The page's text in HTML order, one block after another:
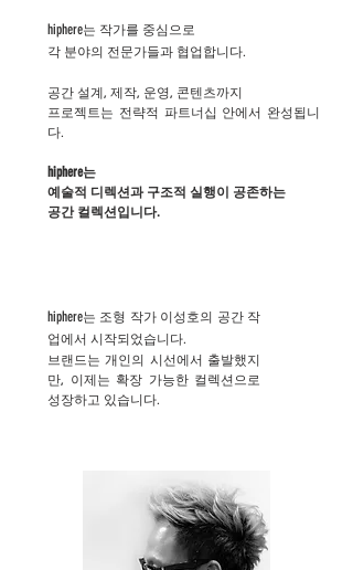
hiphere는 작가를 중심으로
각 분야의 전문가들과 협업합니다.
​공간 설계, 제작, 운영, 콘텐츠까지
프로젝트는 전략적 파트너십 안에서 완성됩니
다.
hiphere는
예술적 디렉션과 구조적 실행이 공존하는
공간 컬렉션입니다.
hiphere는 조형 작가 이성호의 공간 작
업에서 시작되었습니다.
브랜드는 개인의 시선에서 출발했지
만, 이제는 확장 가능한 컬렉션으로
성장하고 있습니다.